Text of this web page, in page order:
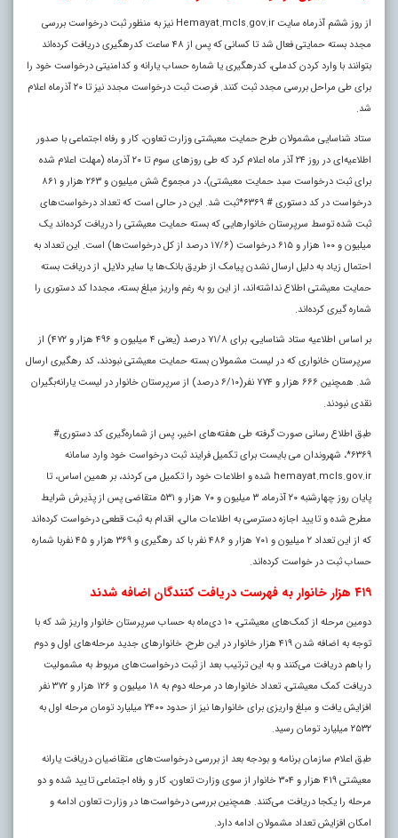
از روز ششم آذرماه سایت Hemayat.mcls.gov.ir نیز به منظور ثبت درخواست بررسی
مجدد بسته حمایتی فعال شد تا کسانی که پس از ۴۸ ساعت کدرهگیری دریافت کرده‌اند
بتوانند با وارد کردن کدملی، کدرهگیری یا شماره حساب یارانه و کدامنیتی درخواست خود را
برای طی مراحل بررسی مجدد ثبت کنند. فرصت ثبت درخواست مجدد نیز تا ۲۰ آذرماه اعلام
شد.
ستاد شناسایی مشمولان طرح حمایت معیشتی وزارت تعاون، کار و رفاه اجتماعی با صدور
اطلاعیه‌ای در روز ۲۴ آذر ماه اعلام کرد که طی روزهای سوم تا ۲۰ آذرماه (مهلت اعلام شده
برای ثبت درخواست سبد حمایت معیشتی)، در مجموع شش میلیون و ۲۶۳ هزار و ۸۶۱
درخواست در کد دستوری # ۶۳۶۹*ثبت شد. این در حالی است که تعداد درخواست‌های
ثبت شده توسط سرپرستان خانوارهایی که بسته حمایت معیشتی را دریافت کرده‌اند یک
میلیون و ۱۰۰ هزار و ۶۱۵ درخواست (۱۷/۶ درصد از کل درخواست‌ها) است. این تعداد به
احتمال زیاد به دلیل ارسال نشدن پیامک از طریق بانک‌ها یا سایر دلایل، از دریافت بسته
حمایت معیشتی اطلاع نداشته‌اند، از این رو به رغم واریز مبلغ بسته، مجددا کد دستوری را
شماره گیری کرده‌اند.
بر اساس اطلاعیه ستاد شناسایی، برای ۷۱/۸ درصد (یعنی ۴ میلیون و ۴۹۶ هزار و ۴۷۲) از
سرپرستان خانواری که در لیست مشمولان بسته حمایت معیشتی نبودند، کد رهگیری ارسال
شد. همچنین ۶۶۶ هزار و ۷۷۴ نفر(۶/۱۰ درصد) از سرپرستان خانوار در لیست یارانه‌بگیران
نقدی نبودند.
طبق اطلاع رسانی صورت گرفته طی هفته‌های اخیر، پس از شماره‌گیری کد دستوری#
۶۳۶۹*، شهروندان می بایست برای تکمیل فرایند ثبت درخواست خود وارد سامانه
hemayat.mcls.gov.ir شده و اطلاعات خود را تکمیل می کردند، بر همین اساس، تا
پایان روز چهارشنبه ۲۰ آذرماه، ۳ میلیون و ۷۰ هزار و ۵۳۱ متقاضی پس از پذیرش شرایط
مطرح شده و تایید اجازه دسترسی به اطلاعات مالی، اقدام به ثبت قطعی درخواست کرده‌اند
که از این تعداد ۲ میلیون و ۷۰۱ هزار و ۴۸۶ نفر با کد رهگیری و ۳۶۹ هزار و ۴۵ نفربا شماره
حساب ثبت در خواست کرده‌اند.
۴۱۹ هزار خانوار به فهرست دریافت کنندگان اضافه شدند
دومین مرحله از کمک‌های معیشتی، ۱۰ دی‌ماه به حساب سرپرستان خانوار واریز شد که با
توجه به اضافه شدن ۴۱۹ هزار خانوار در این طرح، خانوارهای جدید مرحله‌های اول و دوم
را باهم دریافت می‌کنند و به این ترتیب بعد از ثبت درخواست‌های مربوط به مشمولیت
دریافت کمک معیشتی، تعداد خانوارها در مرحله دوم به ۱۸ میلیون و ۱۲۶ هزار و ۳۷۲ نفر
افزایش یافت و مبلغ واریزی برای خانوارها نیز از حدود ۲۴۰۰ میلیارد تومان مرحله اول به
۲۵۳۲ میلیارد تومان رسید.
طبق اعلام سازمان برنامه و بودجه بعد از بررسی درخواست‌های متقاضیان دریافت یارانه
معیشتی ۴۱۹ هزار و ۳۰۴ خانوار از سوی وزارت تعاون، کار و رفاه اجتماعی تایید شده و دو
مرحله را یکجا دریافت می‌کنند. همچنین بررسی درخواست‌ها در وزارت تعاون ادامه و
امکان افزایش تعداد مشمولان ادامه دارد.